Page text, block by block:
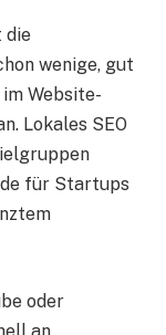
die
wenige, gut
Website-
Lokales SEO
für Startups
oder